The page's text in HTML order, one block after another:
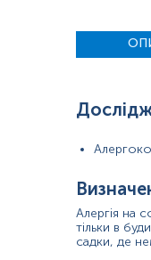
не має
на результат
Метод ІmmunoCAP
сироватка крові
Алергія на
тільки в
садки, де